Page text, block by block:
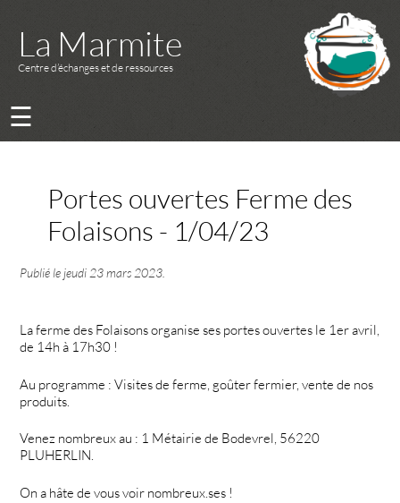
La Marmite
Centre d’échanges et de ressources
☰
Portes ouvertes Ferme des
Folaisons - 1/04/23
Publié le jeudi 23 mars 2023
La ferme des Folaisons organise ses portes ouvertes le 1er avril,
de 14h à 17h30 !
Au programme : Visites de ferme, goûter fermier, vente de nos
produits.
Venez nombreux au : 1 Métairie de Bodevrel, 56220
PLUHERLIN.
On a hâte de vous voir nombreux.ses !